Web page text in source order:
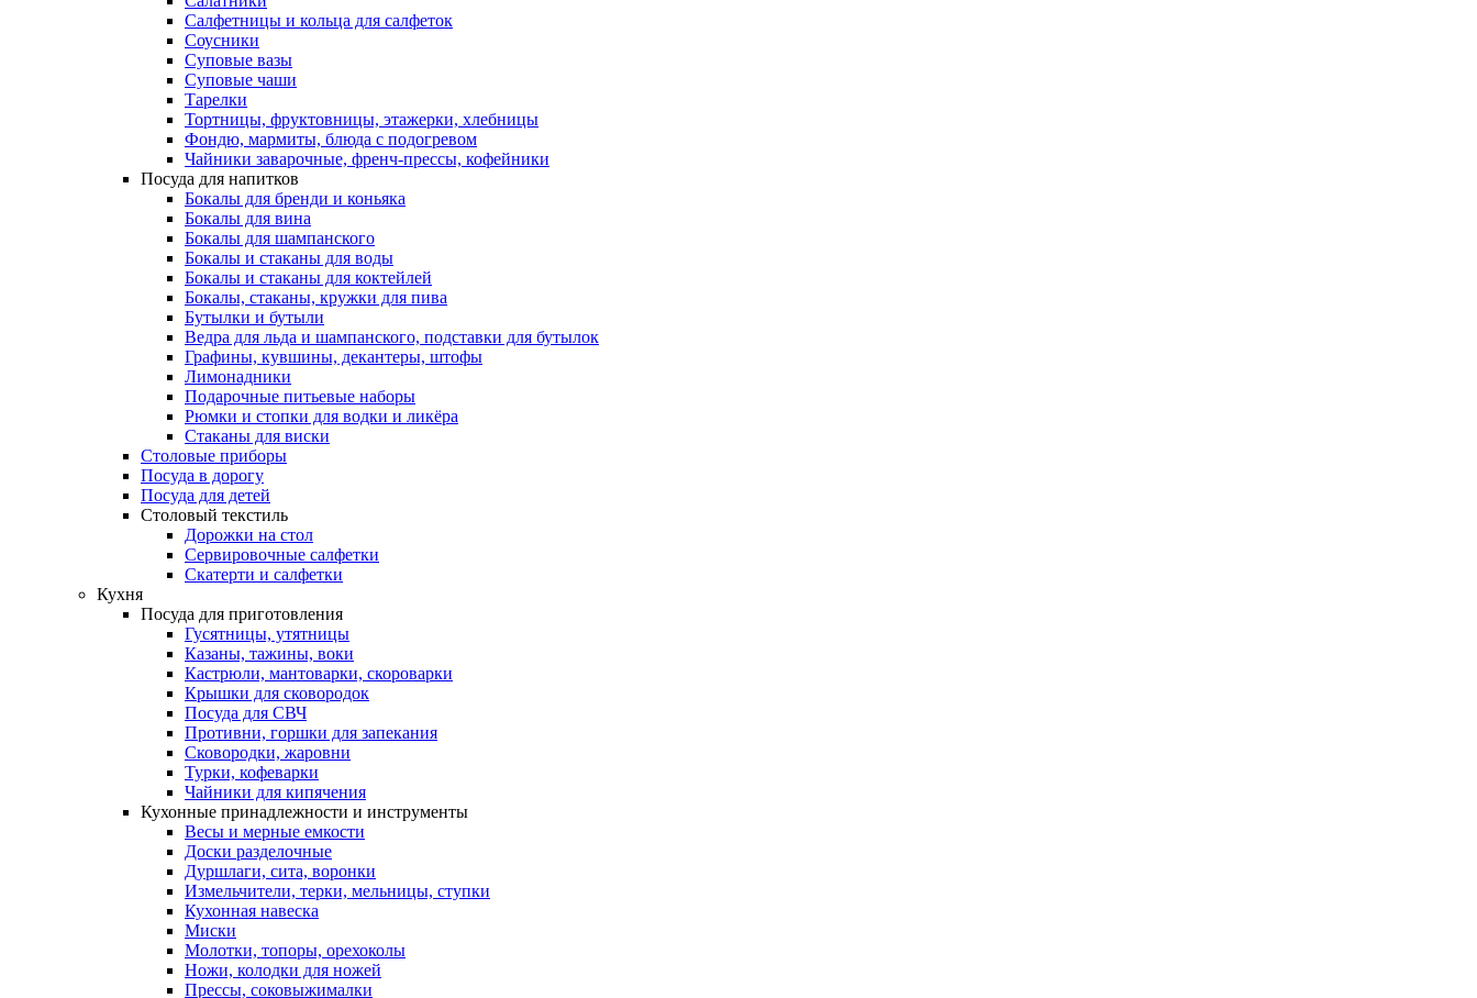
Салфетницы и кольца для салфеток
Соусники
Суповые вазы
Суповые чаши
Тарелки
Тортницы, фруктовницы, этажерки, хлебницы
Фондю, мармиты, блюда с подогревом
Чайники заварочные, френч-прессы, кофейники
Посуда для напитков
Бокалы для бренди и коньяка
Бокалы для вина
Бокалы для шампанского
Бокалы и стаканы для воды
Бокалы и стаканы для коктейлей
Бокалы, стаканы, кружки для пива
Бутылки и бутыли
Ведра для льда и шампанского, подставки для бутылок
Графины, кувшины, декантеры, штофы
Лимонадники
Подарочные питьевые наборы
Рюмки и стопки для водки и ликёра
Стаканы для виски
Столовые приборы
Посуда в дорогу
Посуда для детей
Столовый текстиль
Дорожки на стол
Сервировочные салфетки
Скатерти и салфетки
Кухня
Посуда для приготовления
Гусятницы, утятницы
Казаны, тажины, воки
Кастрюли, мантоварки, скороварки
Крышки для сковородок
Посуда для СВЧ
Противни, горшки для запекания
Сковородки, жаровни
Турки, кофеварки
Чайники для кипячения
Кухонные принадлежности и инструменты
Весы и мерные емкости
Доски разделочные
Дуршлаги, сита, воронки
Измельчители, терки, мельницы, ступки
Кухонная навеска
Миски
Молотки, топоры, орехоколы
Ножи, колодки для ножей
Прессы, соковыжималки